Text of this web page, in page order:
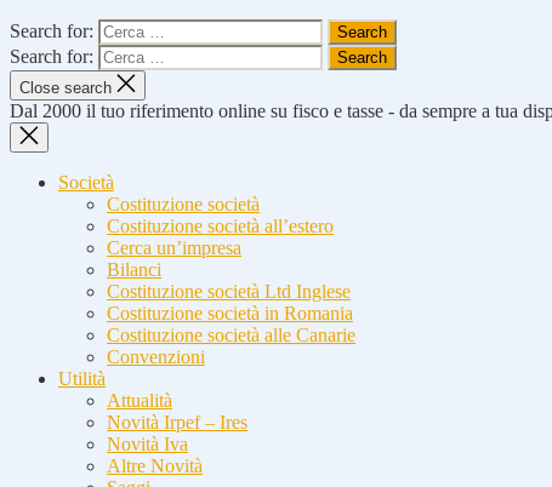
Search for:
Search for:
Close search
Dal 2000 il tuo riferimento online su fisco e tasse - da sempre a tua
Società
Costituzione società
Costituzione società all’estero
Cerca un’impresa
Bilanci
Costituzione società Ltd Inglese
Costituzione società in Romania
Costituzione società alle Canarie
Convenzioni
Utilità
Attualità
Novità Irpef – Ires
Novità Iva
Altre Novità